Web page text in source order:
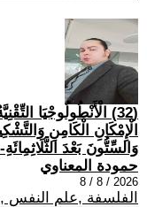
(32) الْأَنْطُولُوجْيَا
الْإِمْكَانِ الْكَامِنِ
وَالسِّتُّونَ بَعْدَ الثَّلَاثِمِائَةِ-
حمودة المعناوي
2026 / 8 / 8
الفلسفة ,علم النفس ,